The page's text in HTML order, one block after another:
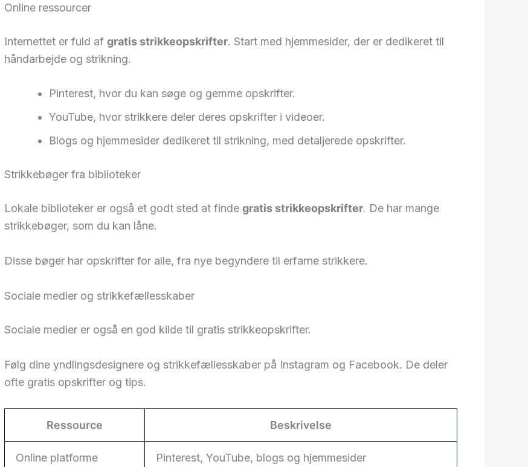
Online ressourcer
Internettet er fuld af gratis strikkeopskrifter. Start med hjemmesider, der er dedikeret til
håndarbejde og strikning.
Pinterest, hvor du kan søge og gemme opskrifter.
YouTube, hvor strikkere deler deres opskrifter i videoer.
Blogs og hjemmesider dedikeret til strikning, med detaljerede opskrifter.
Strikkebøger fra biblioteker
Lokale biblioteker er også et godt sted at finde gratis strikkeopskrifter. De har mange
strikkebøger, som du kan låne.
Disse bøger har opskrifter for alle, fra nye begyndere til erfarne strikkere.
Sociale medier og strikkefællesskaber
Sociale medier er også en god kilde til gratis strikkeopskrifter.
Følg dine yndlingsdesignere og strikkefællesskaber på Instagram og Facebook. De deler
ofte gratis opskrifter og tips.
Ressource Beskrivelse
Online platforme Pinterest, YouTube, blogs og hjemmesider